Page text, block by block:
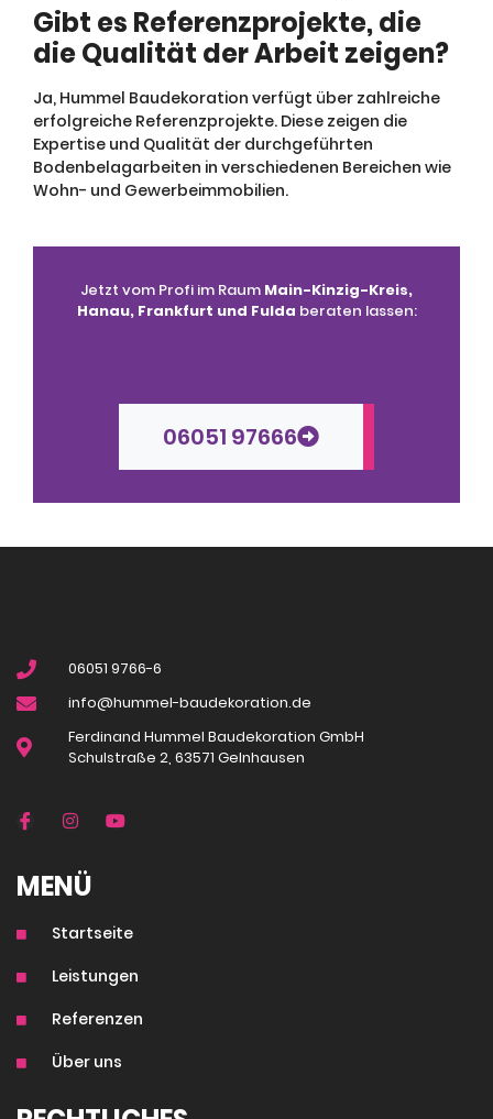
Gibt es Referenzprojekte, die
die Qualität der Arbeit zeigen?
Ja, Hummel Baudekoration verfügt über zahlreiche
erfolgreiche Referenzprojekte. Diese zeigen die
Expertise und Qualität der durchgeführten
Bodenbelagarbeiten in verschiedenen Bereichen wie
Wohn- und Gewerbeimmobilien.
Jetzt vom Profi im Raum Main-Kinzig-Kreis,
Hanau, Frankfurt und Fulda beraten lassen:
06051 97666
06051 9766-6
info@hummel-baudekoration.de
Ferdinand Hummel Baudekoration GmbH
Schulstraße 2, 63571 Gelnhausen
MENÜ
Startseite
Leistungen
Referenzen
Über uns